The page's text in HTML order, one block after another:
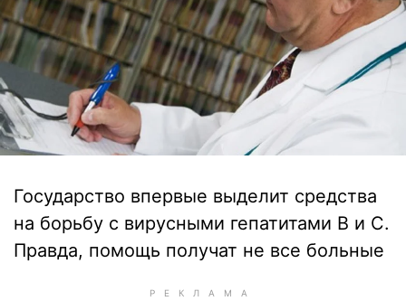
Государство впервые выделит средства
на борьбу с вирусными гепатитами В и С.
Правда, помощь получат не все больные